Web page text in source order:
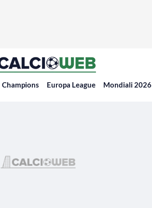
Champions Europa League Mondiali 2026